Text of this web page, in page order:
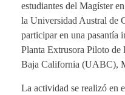
estudiantes del Magíster
la Universidad Austral de
participar en una pasantía
Planta Extrusora Piloto
Baja California (UABC),
La actividad se realizó en